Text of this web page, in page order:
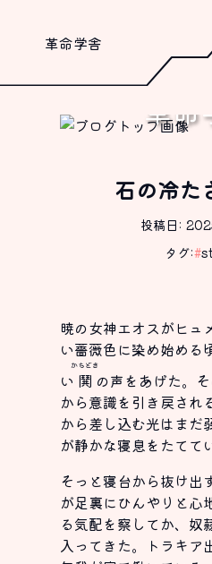
革命学舎
革命
石の冷た
投稿日:
タグ:#
暁の女神エオスがヒュ
い薔薇色に染め始める
い 鬨
かちどき
の声をあげた。
から意識を引き戻され
から差し込む光はまだ
が静かな寝息をたてて
そっと寝台から抜け出
が足裏にひんやりと心
る気配を察してか、奴
入ってきた。トラキア